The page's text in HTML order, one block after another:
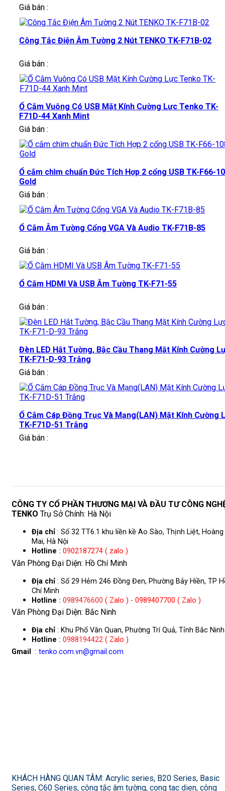
Giá bán :
Công Tắc Điện Âm Tường 2 Nút TENKO TK-F71B-02
Giá bán :
Ổ Cắm Vuông Có USB Mặt Kính Cường Lực Tenko TK-
F71D-44 Xanh Mint
Giá bán :
Ổ cắm chìm chuẩn Đức Tích Hợp 2 cổng USB TK-F66-
Gold
Giá bán :
Ổ Cắm Âm Tường Cổng VGA Và Audio TK-F71B-85
Giá bán :
Ổ Cắm HDMI Và USB Âm Tường TK-F71-55
Giá bán :
Đèn LED Hắt Tường, Bậc Cầu Thang Mặt Kính Cường
TK-F71-D-93 Trắng
Giá bán :
Ổ Cắm Cáp Đồng Trục Và Mạng(LAN) Mặt Kính Cường
TK-F71D-51 Trắng
Giá bán :
CÔNG TY CỔ PHẦN THƯƠNG MẠI VÀ ĐẦU TƯ CÔNG
TENKO Trụ Sở Chính: Hà Nội
Địa chỉ : Số 32 TT6.1 khu liền kề Ao Sào, Thịnh Liệt, Hoàng
Mai, Hà Nội
Hotline : 0902187274 ( zalo )
Văn Phòng Đại Diện: Hồ Chí Minh
Địa chỉ : Số 29 Hẻm 246 Đồng Đen, Phường Bảy Hiền, TP
Chí Minh
Hotline : 0989476600 ( Zalo ) - 0989407700 ( Zalo )
Văn Phòng Đại Diện: Bắc Ninh
Địa chỉ : Khu Phố Văn Quan, Phường Trí Quả, Tỉnh Bắc Ninh
Hotline : 0988194422 ( Zalo )
Gmail
: tenko.com.vn@gmail.com
KHÁCH HÀNG QUAN TÂM: Acrylic series, B20 Series, Basic
Series, C60 Series, công tắc âm tường, cong tac dien, công